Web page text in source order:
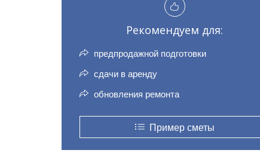
Рекомендуем для:
предпродажной подготовки
сдачи в аренду
обновления ремонта
Пример сметы